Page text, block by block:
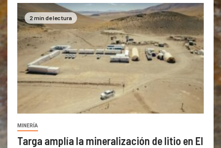
2 min de lectura
MINERÍA
Targa amplía la mineralización de litio en El